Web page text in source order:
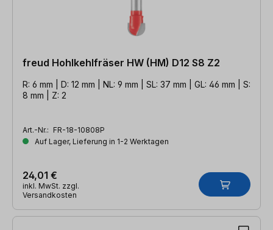
freud Hohlkehlfräser HW (HM) D12 S8 Z2
R: 6 mm | D: 12 mm | NL: 9 mm | SL: 37 mm | GL: 46 mm | S:
8 mm | Z: 2
Art.-Nr.: FR-18-10808P
Auf Lager, Lieferung in 1-2 Werktagen
24,01 €
inkl. MwSt. zzgl.
Versandkosten